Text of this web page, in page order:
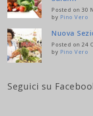
Posted on 30
by Pino Vero
Nuova
Posted on 24
by Pino Vero
Seguici su